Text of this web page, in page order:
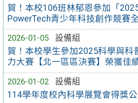
賀！本校106班林郁恩參加「
PowerTech青少年科技創作競賽
2026-01-05
設備組
賀！本校學生參加2025科學與科
力大賽【北一區區決賽】榮獲佳
2026-01-02
設備組
114學年度校內科學展覽會得獎